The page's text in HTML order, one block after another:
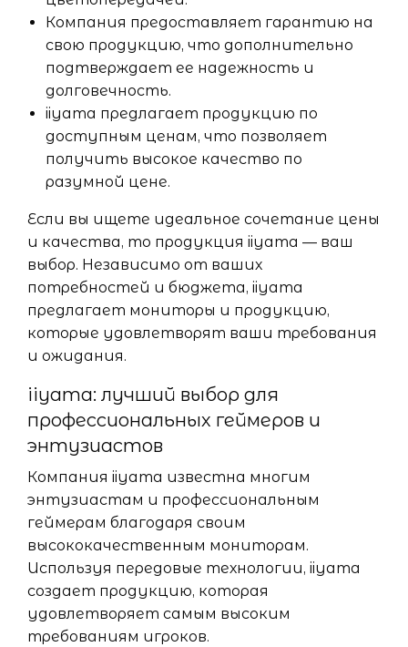
Компания предоставляет гарантию на
свою продукцию, что дополнительно
подтверждает ее надежность и
долговечность.
iiyama предлагает продукцию по
доступным ценам, что позволяет
получить высокое качество по
разумной цене.
Если вы ищете идеальное сочетание цены
и качества, то продукция iiyama — ваш
выбор. Независимо от ваших
потребностей и бюджета, iiyama
предлагает мониторы и продукцию,
которые удовлетворят ваши требования
и ожидания.
iiyama: лучший выбор для
профессиональных геймеров и
энтузиастов
Компания iiyama известна многим
энтузиастам и профессиональным
геймерам благодаря своим
высококачественным мониторам.
Используя передовые технологии, iiyama
создает продукцию, которая
удовлетворяет самым высоким
требованиям игроков.